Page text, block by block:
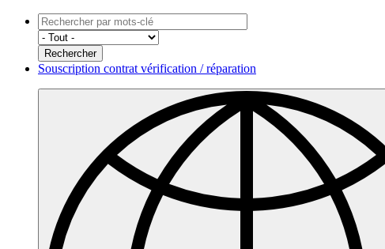
Souscription contrat vérification / réparation